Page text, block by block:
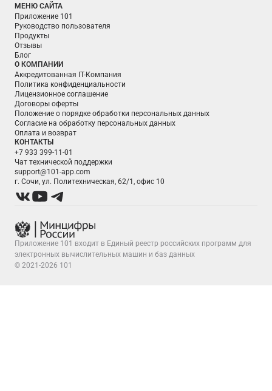
МЕНЮ САЙТА
Приложение 101
Руководство пользователя
Продукты
Отзывы
Блог
О КОМПАНИИ
Аккредитованная IT-Компания
Политика конфиденциальности
Лицензионное соглашение
Договоры оферты
Положение о порядке обработки персональных данных
Согласие на обработку персональных данных
Оплата и возврат
КОНТАКТЫ
+7 933 399-11-01
Чат технической поддержки
support@101-app.com
г. Сочи, ул. Политехническая, 62/1, офис 10
Приложение 101 входит в Единый реестр российских программ для
электронных вычислительных машин и баз данных
© 2021-2026 101